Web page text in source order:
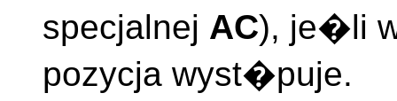
specjalnej AC), je�li
pozycja wyst�puje.